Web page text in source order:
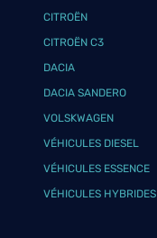
CITROËN
CITROËN C3
DACIA
DACIA SANDERO
VOLSKWAGEN
VÉHICULES DIESEL
VÉHICULES ESSENCE
VÉHICULES HYBRIDES